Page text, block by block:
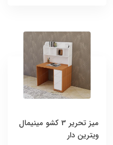
میز تحریر 3 کشو مینیمال
ویترین دار